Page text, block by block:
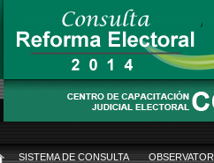
SISTEMA DE CONSULTA